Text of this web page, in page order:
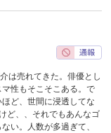
は売れてきた。俳優とし
性もそこそこある。で
ど、世間に浸透してな
ど、、それでもあんなゴ
い。人数が多過ぎて、